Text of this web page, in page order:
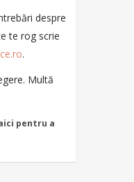
despre
te rog scrie
.
Multă
pentru a